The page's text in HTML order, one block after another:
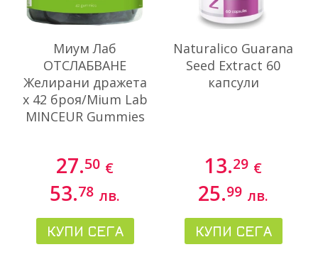
Миум Лаб
ОТСЛАБВАНЕ
Желирани дражета
х 42 броя/Mium Lab
MINCEUR Gummies
27.50 €
53.78 лв.
КУПИ СЕГА
Naturalico Guarana
Seed Extract 60
капсули
13.29 €
25.99 лв.
КУПИ СЕГА